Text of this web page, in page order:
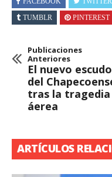
TUMBLR
PINTEREST
Publicaciones
Anteriores
El nuevo escudo
del
tras la tragedia
áerea
ARTÍCULOS